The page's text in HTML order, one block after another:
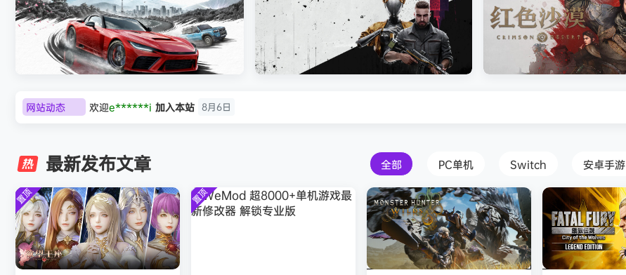
《刺客信条：黑旗 记忆重置-虚拟机版/Assassin’s Creed Black Flag Resynced
HYPERVISOR》免安装中文版
网站动态 欢迎e******i 加入本站 8月6日
欢迎0**3 加入本站
欢迎V****y 加入本站 8月6日
欢迎j***j 加入本站 8月6日
欢迎1******4 加入本站
l***g 签到获取 28
w******g 签到获取
最新发布文章 全部 PC单机 Switch 安卓手游
置顶 置顶